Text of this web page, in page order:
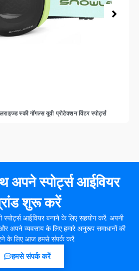
स्की गॉगल्स यूवी प्रोटेक्शन विंटर स्पोर्ट्स
अपने स्पोर्ट्स आईवियर
शुरू करें
आईवियर बनाने के लिए सहयोग करें. अपनी
अपने व्यवसाय के लिए हमारे अनुरूप समाधानों की
के लिए आज हमसे संपर्क करें.
हमसे संपर्क करें